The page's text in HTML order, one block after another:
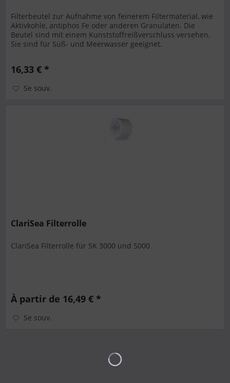
Filterbeutel zur Aufnahme von feinerem Filtermaterial, wie
Aktivkohle, antiphos Fe oder anderen Granulaten. Die
Beutel sind mit einem Kunststoffreißverschluss versehen.
Sie sind für Süß- und Meerwasser geeignet.
16,33 € *
Se souv.
ClariSea Filterrolle
ClariSea Filterrolle für SK 3000 und 5000
À partir de 16,49 € *
Se souv.